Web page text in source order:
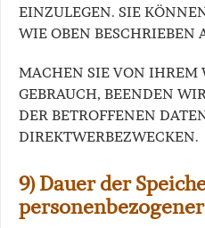
EINZULEGEN. SIE
WIE OBEN BESCHRIEBEN
MACHEN SIE VON IHREM
GEBRAUCH, BEENDEN
DER BETROFFENEN
DIREKTWERBEZWECKEN.
9) Dauer der